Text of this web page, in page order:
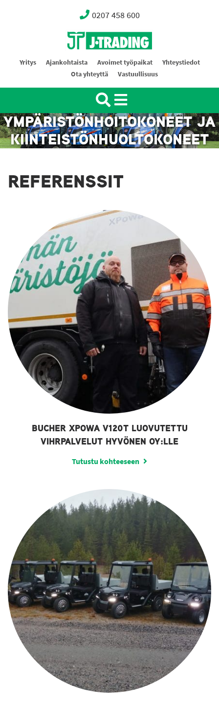
0207 458 600
Oy J-Trading Ab
Yritys Ajankohtaista Avoimet työpaikat
Yhteystiedot
Ota yhteyttä
Vastuullisuus
YMPÄRISTÖNHOITOKONEET JA
KIINTEISTÖNHUOLTOKONEET
REFERENSSIT
BUCHER XPOWA V120T LUOVUTETTU
VIHRPALVELUT HYVÖNEN OY:LLE
Tutustu kohteeseen